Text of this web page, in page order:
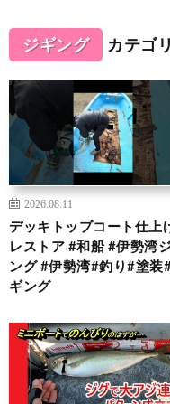
ジギング カテゴ
2026.08.11
デッキトップコート仕上
レストア #和船 #伊勢湾
ング #伊勢湾#釣り#塗装
ギング